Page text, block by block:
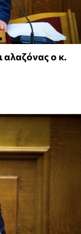
αλαζόνας ο κ.